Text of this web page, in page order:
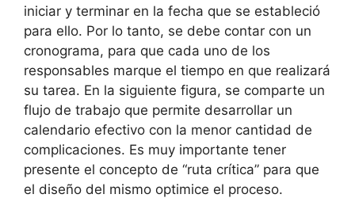
iniciar y terminar en la fecha que se estableció
para ello. Por lo tanto, se debe contar con un
cronograma, para que cada uno de los
responsables marque el tiempo en que realizará
su tarea. En la siguiente figura, se comparte un
flujo de trabajo que permite desarrollar un
calendario efectivo con la menor cantidad de
complicaciones. Es muy importante tener
presente el concepto de “ruta crítica” para que
el diseño del mismo optimice el proceso.